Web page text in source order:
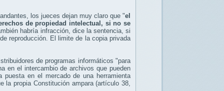
los jueces dejan muy claro que "el
de propiedad intelectual, si no se
habría infracción, dice la sentencia, si
reproducción. El limite de la copia privada
de programas informáticos "para
en el intercambio de archivos que pueden
puesta en el mercado de una herramienta
la propia Constitución ampara (artículo 38,